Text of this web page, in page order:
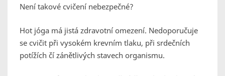
Není takové cvičení nebezpečné?
Hot jóga má jistá zdravotní omezení. Nedoporučuje
se cvičit při vysokém krevním tlaku, při srdečních
potížích čí zánětlivých stavech organismu.